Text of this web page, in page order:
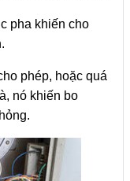
pha khiến cho
phép, hoặc quá
nó khiến bo